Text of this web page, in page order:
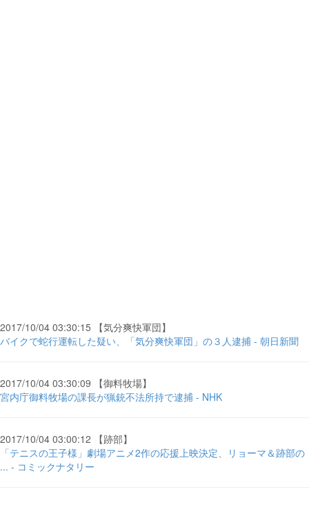
2017/10/04 03:30:15 【気分爽快軍団】
バイクで蛇行運転した疑い、「気分爽快軍団」の３人逮捕 - 朝日新聞
2017/10/04 03:30:09 【御料牧場】
宮内庁御料牧場の課長が猟銃不法所持で逮捕 - NHK
2017/10/04 03:00:12 【跡部】
「テニスの王子様」劇場アニメ2作の応援上映決定、リョーマ＆跡部の
... - コミックナタリー